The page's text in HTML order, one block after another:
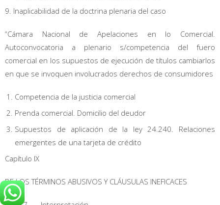
9. Inaplicabilidad de la doctrina plenaria del caso
“Cámara Nacional de Apelaciones en lo Comercial.
Autoconvocatoria a plenario s/competencia del fuero
comercial en los supuestos de ejecución de títulos cambiarlos
en que se invoquen involucrados derechos de consumidores
Competencia de la justicia comercial
Prenda comercial. Domicilio del deudor
Supuestos de aplicación de la ley 24.240. Relaciones
emergentes de una tarjeta de crédito
Capítulo IX
DE LOS TÉRMINOS ABUSIVOS Y CLÁUSULAS INEFICACES